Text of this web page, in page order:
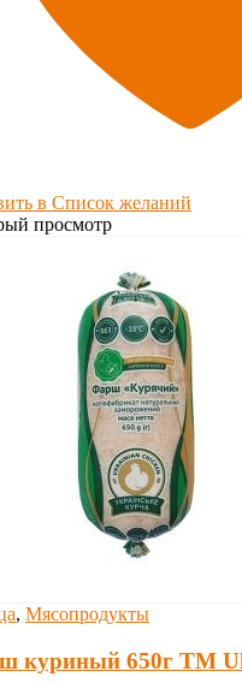
в Список желаний
просмотр
, Мясопродукты
куриный 650г ТМ